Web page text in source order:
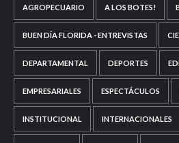
AGROPECUARIO A LOS BOTES!
BUEN DÍA FLORIDA - ENTREVISTAS
DEPARTAMENTAL DEPORTES
EMPRESARIALES ESPECTÁCULOS
INSTITUCIONAL INTERNACIONALES